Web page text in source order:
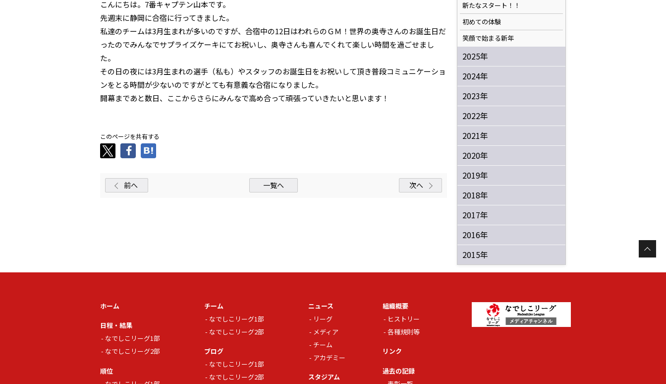
こんにちは。7番キャプテン山本です。
先週末に静岡に合宿に行ってきました。
私達のチームは3月生まれが多いのですが、合宿中の12日はわれらのＧＭ！世界の奥寺さんのお誕生日だ
ったのでみんなでサプライズケーキにてお祝いし、奥寺さんも喜んでくれて楽しい時間を過ごせまし
た。
その日の夜には3月生まれの選手（私も）やスタッフのお誕生日をお祝いして頂き普段コミュニケーショ
ンをとる時間が少ないのですがとても有意義な合宿になりました。
開幕まであと数日、ここからさらにみんなで高め合って頑張っていきたいと思います！
このページを共有する
前へ 一覧へ 次へ
新たなスタート！！
初めての体験
笑顔で始まる新年
2025年
2024年
2023年
2022年
2021年
2020年
2019年
2018年
2017年
2016年
2015年
ホーム
日程・結果
なでしこリーグ1部
なでしこリーグ2部
順位
チーム
なでしこリーグ1部
なでしこリーグ2部
ブログ
なでしこリーグ1部
なでしこリーグ2部
ニュース
リーグ
メディア
チーム
アカデミー
スタジアム
組織概要
ヒストリー
各種規則等
リンク
過去の記録